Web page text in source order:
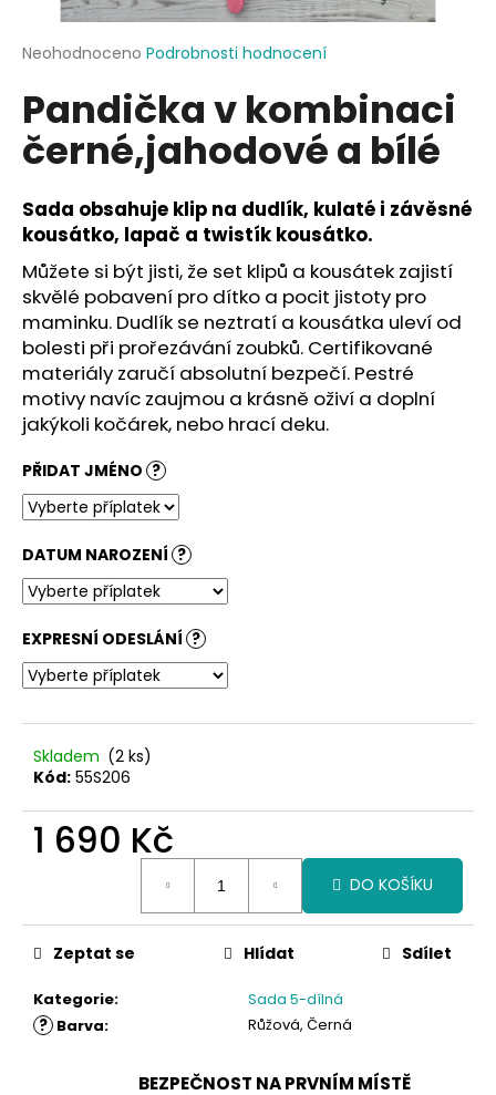
Průměrné
produktu
je
0,0
z
hvězdiček.
Neohodnoceno Podrobnosti hodnocení
Pandička v kombinaci
černé,jahodové a bílé
Sada obsahuje klip na dudlík, kulaté i závěsné
kousátko, lapač a twistík kousátko.
Můžete si být jisti, že set klipů a kousátek zajistí
skvělé pobavení pro dítko a pocit jistoty pro
maminku. Dudlík se neztratí a kousátka uleví od
bolesti při prořezávání zoubků. Certifikované
materiály zaručí absolutní bezpečí. Pestré
motivy navíc zaujmou a krásně oživí a doplní
jakýkoli kočárek, nebo hrací deku.
PŘIDAT JMÉNO ?
DATUM NAROZENÍ ?
EXPRESNÍ ODESLÁNÍ ?
Skladem (2 ks)
Kód: 55S206
1 690 Kč
DO KOŠÍKU
Kategorie: Sada 5-dílná
? Barva: Růžová, Černá
Zeptat se Hlídat Sdílet
BEZPEČNOST NA PRVNÍM MÍSTĚ
j
t
?
D
o
p
o
u
č
u
j
e
m